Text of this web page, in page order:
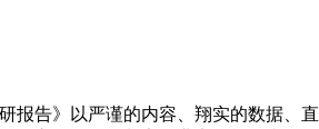
告》以严谨的内容、翔实的数据、